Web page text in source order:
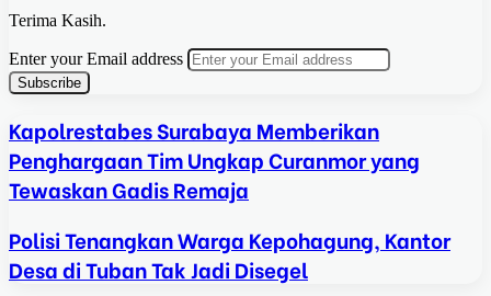
Terima Kasih.
Enter your Email address
Kapolrestabes Surabaya Memberikan
Penghargaan Tim Ungkap Curanmor yang
Tewaskan Gadis Remaja
Polisi Tenangkan Warga Kepohagung, Kantor
Desa di Tuban Tak Jadi Disegel